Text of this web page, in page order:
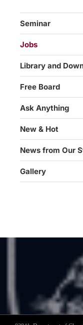
Seminar
Jobs
Library and
Free Board
Ask Anything
New & Hot
News from Our
Gallery